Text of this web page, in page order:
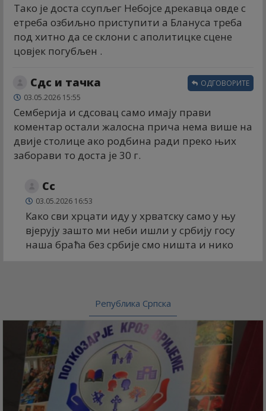
Тако је доста ссупљег Небојсе дрекавца овде с
етреба озбиљно приступити а Блануса треба
под хитно да се склони с аполитицке сцене
цовјек погубљен .
Сдс и тачка
03.05.2026 15:55
Семберија и сдсовац само имају прави
коментар остали жалосна прича нема више на
двије столице ако родбина ради преко њих
заборави то доста је 30 г.
ОДГОВОРИТЕ
Сс
03.05.2026 16:53
Како сви хрцати иду у хрватску само у њу
вјерују зашто ми неби ишли у србију госу
наша браћа без србије смо ништа и нико
Република Српска